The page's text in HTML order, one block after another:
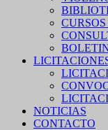
NOTICIAS
CONTACTO